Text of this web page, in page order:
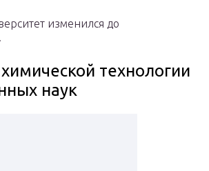
изменился до
технологии
наук